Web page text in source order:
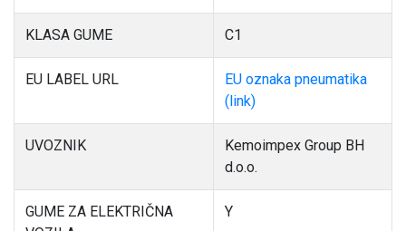
KLASA GUME C1
EU LABEL URL
EU oznaka pneumatika
(link)
UVOZNIK
Kemoimpex Group BH
d.o.o.
GUME ZA ELEKTRIČNA
Y